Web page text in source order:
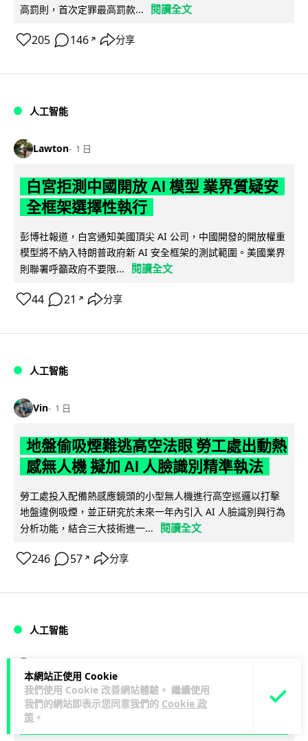
本網站正使用 Cookie
我們使用 Cookie 改善網站體驗。 繼續使用
我們的網站即表示您同意我們的 Cookie 政
策 。
高罰則，首次定罪最高罰款...
閱讀全文
205 146 ↗ 分享
人工智能
Lawton 1 日
白宮拒測中國開放 AI 模型 業界質疑安
全框架選擇性執行
彭博社報道，白宮通知美國頂尖 AI 公司，中國開發的開放權重
模型將不納入特朗普政府新 AI 安全框架的測試範圍。美國業界
則聯署呼籲政府不要限...
閱讀全文
44 21 ↗ 分享
人工智能
Vin 1 日
地盤偷吸煙難逃高空法眼 勞工處出動熱
感無人機 擬加 AI 人臉識別精準執法
勞工處投入配備熱感應鏡頭的小型無人機進行高空巡邏以打擊
地盤違例吸煙，並正研究於未來一年內引入 AI 人臉識別與行為
分析功能，結合三大技術進一...
閱讀全文
246 57 ↗ 分享
人工智能
貨運火箭 沖繩飛台灣僅需 15 分鐘 Hop
Aero 將 550 磅貨物運送至 725 公里外